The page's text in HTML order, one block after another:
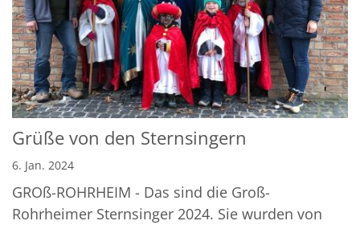
Grüße von den Sternsingern
6. Jan. 2024
GROß-ROHRHEIM - Das sind die Groß-
Rohrheimer Sternsinger 2024. Sie wurden von